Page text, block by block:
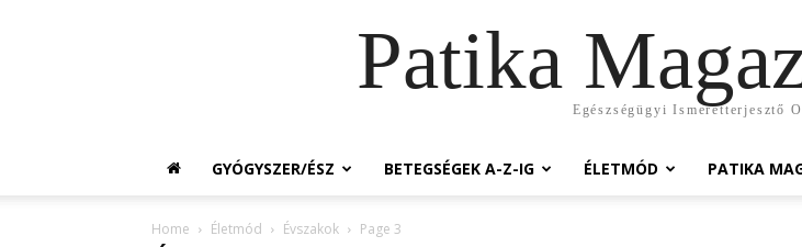
Patika
Egészségügyi Ismeretterjesztő
GYÓGYSZER/ÉSZ BETEGSÉGEK A-Z-IG ÉLETMÓD PATIKA
Home Életmód Évszakok Page 3